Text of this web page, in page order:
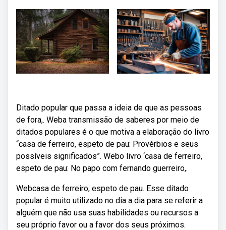
Ditado popular que passa a ideia de que as pessoas
de fora,. Weba transmissão de saberes por meio de
ditados populares é o que motiva a elaboração do livro
“casa de ferreiro, espeto de pau: Provérbios e seus
possíveis significados”. Webo livro ‘casa de ferreiro,
espeto de pau: No papo com fernando guerreiro,.
Webcasa de ferreiro, espeto de pau. Esse ditado
popular é muito utilizado no dia a dia para se referir a
alguém que não usa suas habilidades ou recursos a
seu próprio favor ou a favor dos seus próximos.